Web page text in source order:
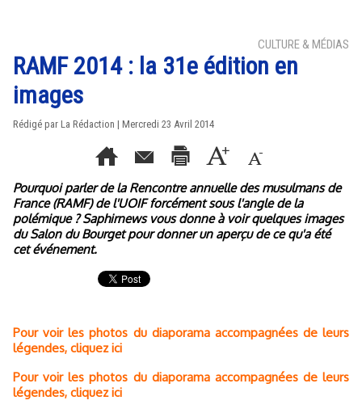
CULTURE & MÉDIAS
RAMF 2014 : la 31e édition en
images
Rédigé par La Rédaction | Mercredi 23 Avril 2014
Pourquoi parler de la Rencontre annuelle des musulmans de
France (RAMF) de l'UOIF forcément sous l'angle de la
polémique ? Saphirnews vous donne à voir quelques images
du Salon du Bourget pour donner un aperçu de ce qu'a été
cet événement.
Pour voir les photos du diaporama accompagnées de leurs
légendes, cliquez ici
Pour voir les photos du diaporama accompagnées de leurs
légendes, cliquez ici